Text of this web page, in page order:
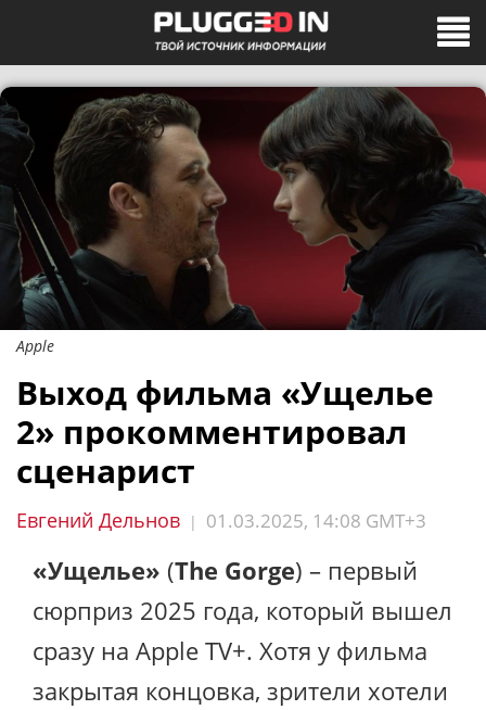
Apple
Выход фильма «Ущелье
2» прокомментировал
сценарист
Евгений Дельнов | 01.03.2025, 14:08 GMT+3
«Ущелье» (The Gorge) – первый
сюрприз 2025 года, который вышел
сразу на Apple TV+. Хотя у фильма
закрытая концовка, зрители хотели